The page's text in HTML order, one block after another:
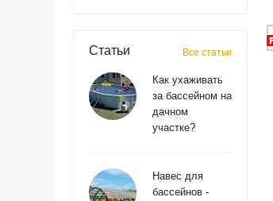
Статьи Все статьи
Как ухаживать
за бассейном на
дачном
участке?
Навес для
бассейнов -